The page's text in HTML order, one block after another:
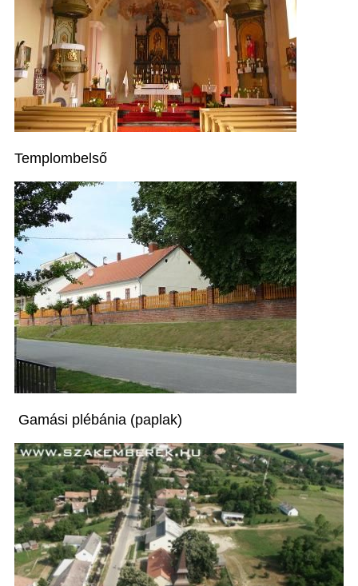
Templombelső
Gamási plébánia (paplak)